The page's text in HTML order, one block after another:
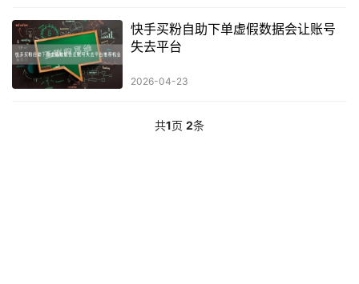
快手买粉自助下单虚假数据会让账号
失去平台
2026-04-23
共1页 2条